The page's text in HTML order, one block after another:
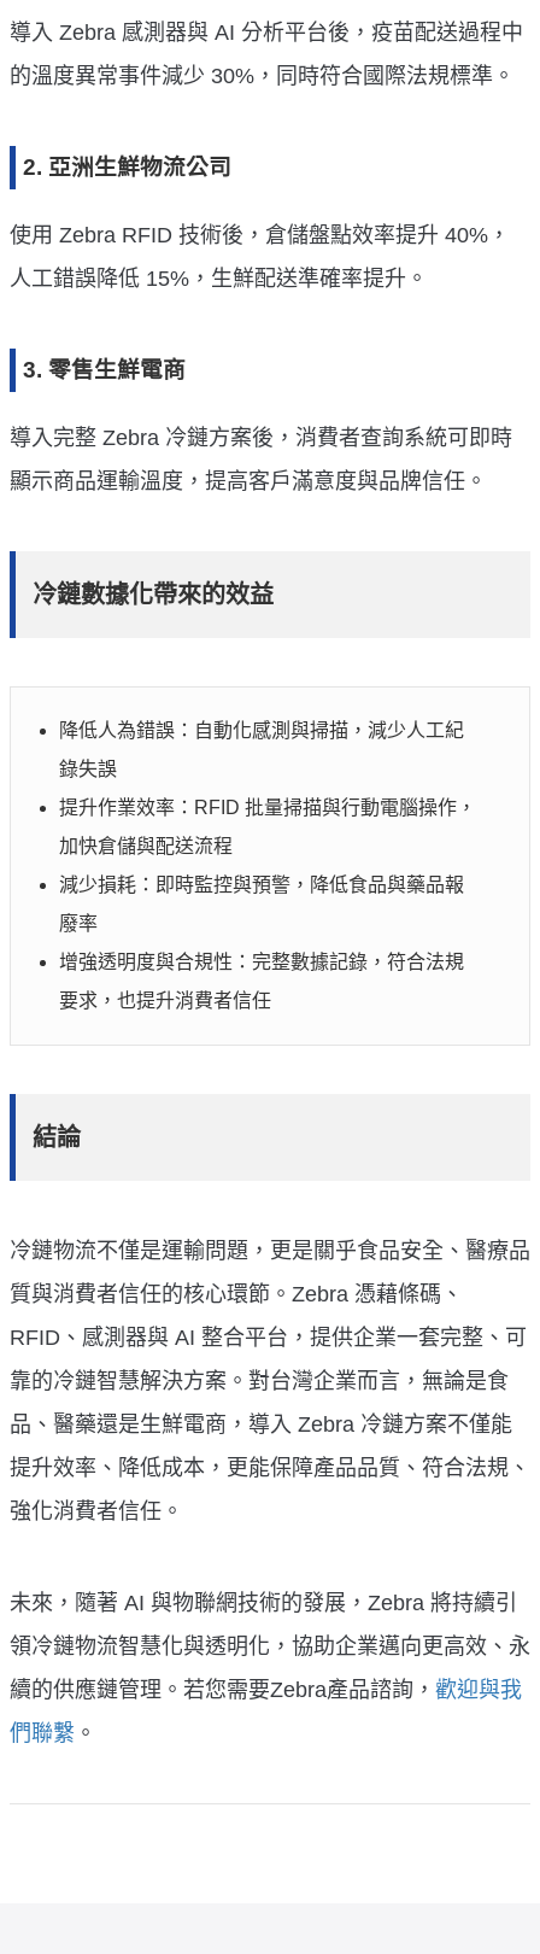
導入 Zebra 感測器與 AI 分析平台後，疫苗配送過程中
的溫度異常事件減少 30%，同時符合國際法規標準。
2. 亞洲生鮮物流公司
使用 Zebra RFID 技術後，倉儲盤點效率提升 40%，
人工錯誤降低 15%，生鮮配送準確率提升。
3. 零售生鮮電商
導入完整 Zebra 冷鏈方案後，消費者查詢系統可即時
顯示商品運輸溫度，提高客戶滿意度與品牌信任。
冷鏈數據化帶來的效益
降低人為錯誤：自動化感測與掃描，減少人工紀
錄失誤
提升作業效率：RFID 批量掃描與行動電腦操作，
加快倉儲與配送流程
減少損耗：即時監控與預警，降低食品與藥品報
廢率
增強透明度與合規性：完整數據記錄，符合法規
要求，也提升消費者信任
結論
冷鏈物流不僅是運輸問題，更是關乎食品安全、醫療品
質與消費者信任的核心環節。Zebra 憑藉條碼、
RFID、感測器與 AI 整合平台，提供企業一套完整、可
靠的冷鏈智慧解決方案。對台灣企業而言，無論是食
品、醫藥還是生鮮電商，導入 Zebra 冷鏈方案不僅能
提升效率、降低成本，更能保障產品品質、符合法規、
強化消費者信任。
未來，隨著 AI 與物聯網技術的發展，Zebra 將持續引
領冷鏈物流智慧化與透明化，協助企業邁向更高效、永
續的供應鏈管理。若您需要Zebra產品諮詢， 歡迎與我
們聯繫 。